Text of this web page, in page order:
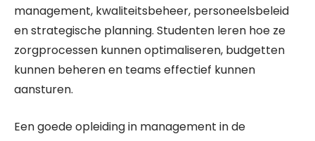
management, kwaliteitsbeheer, personeelsbeleid
en strategische planning. Studenten leren hoe ze
zorgprocessen kunnen optimaliseren, budgetten
kunnen beheren en teams effectief kunnen
aansturen.
Een goede opleiding in management in de